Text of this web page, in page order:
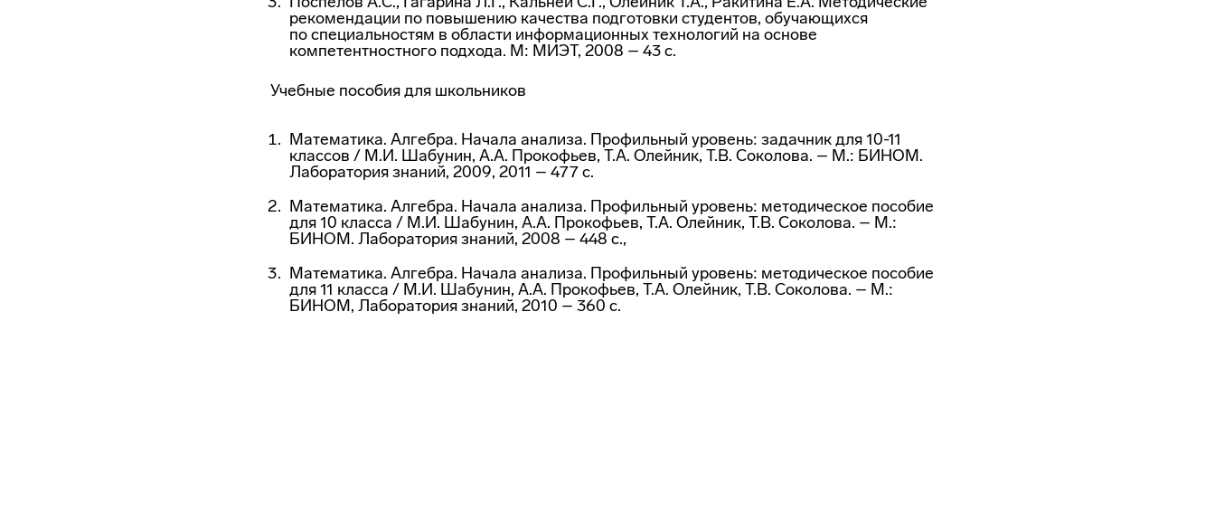
рекомендации по повышению качества подготовки студентов, обучающихся
по специальностям в области информационных технологий на основе
компетентностного подхода. М: МИЭТ, 2008 – 43 с.
Учебные пособия для школьников
Математика. Алгебра. Начала анализа. Профильный уровень: задачник для 10-11
классов / М.И. Шабунин, А.А. Прокофьев, Т.А. Олейник, Т.В. Соколова. – М.: БИНОМ.
Лаборатория знаний, 2009, 2011 – 477 с.
Математика. Алгебра. Начала анализа. Профильный уровень: методическое пособие
для 10 класса / М.И. Шабунин, А.А. Прокофьев, Т.А. Олейник, Т.В. Соколова. – М.:
БИНОМ. Лаборатория знаний, 2008 – 448 с.,
Математика. Алгебра. Начала анализа. Профильный уровень: методическое пособие
для 11 класса / М.И. Шабунин, А.А. Прокофьев, Т.А. Олейник, Т.В. Соколова. – М.:
БИНОМ, Лаборатория знаний, 2010 – 360 с.